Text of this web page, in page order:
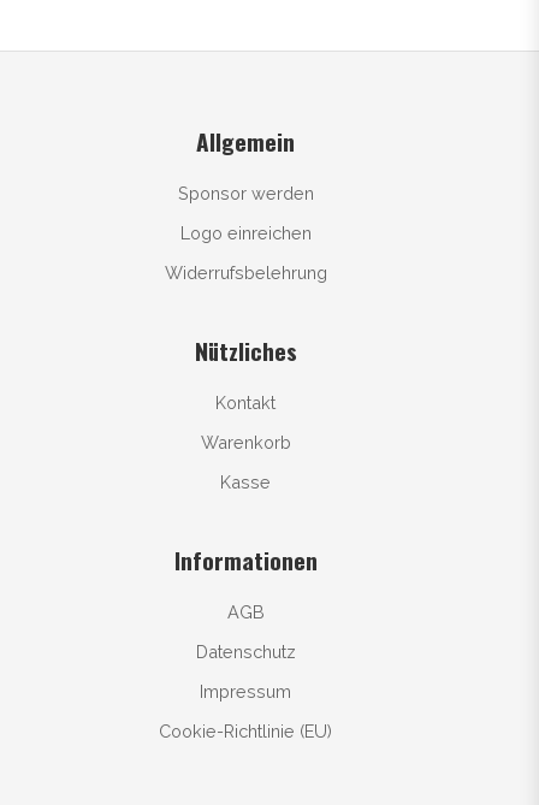
Allgemein
Sponsor werden
Logo einreichen
Widerrufsbelehrung
Nützliches
Kontakt
Warenkorb
Kasse
Informationen
AGB
Datenschutz
Impressum
Cookie-Richtlinie (EU)